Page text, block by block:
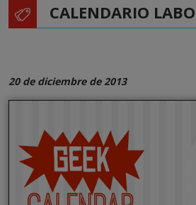
CALENDARIO
20 de diciembre de 2013